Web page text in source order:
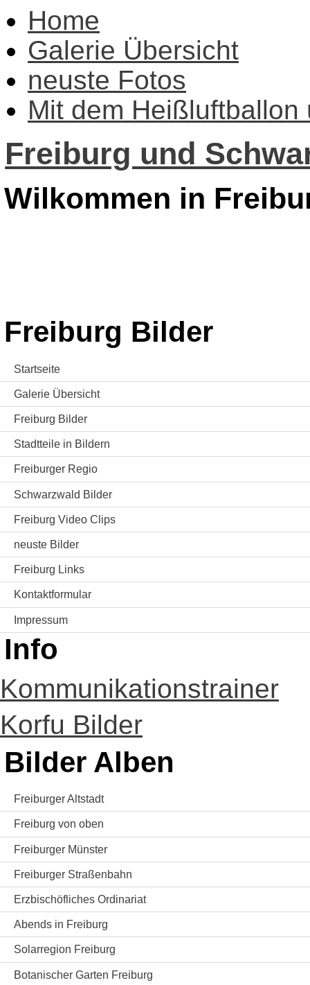
Home
Galerie Übersicht
neuste Fotos
Mit dem Heißluftballon
Freiburg und
Wilkommen in
Freiburg Bilder
Startseite
Galerie Übersicht
Freiburg Bilder
Stadtteile in Bildern
Freiburger Regio
Schwarzwald Bilder
Freiburg Video Clips
neuste Bilder
Freiburg Links
Kontaktformular
Impressum
Info
Kommunikationstrainer
Korfu Bilder
Bilder Alben
Freiburger Altstadt
Freiburg von oben
Freiburger Münster
Freiburger Straßenbahn
Erzbischöfliches Ordinariat
Abends in Freiburg
Solarregion Freiburg
Botanischer Garten Freiburg